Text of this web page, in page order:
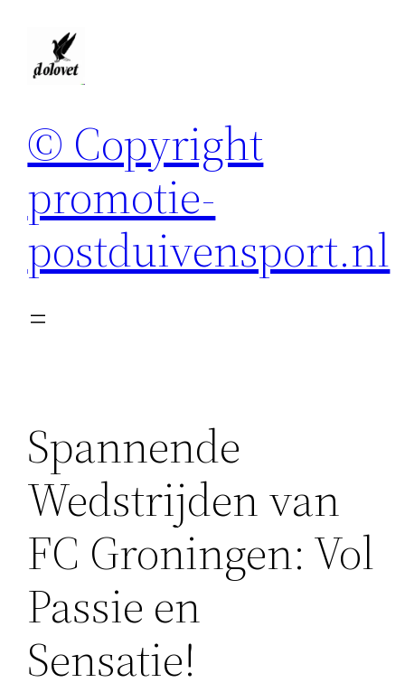
© Copyright
promotie-
postduivensport.nl
Spannende
Wedstrijden van
FC Groningen: Vol
Passie en
Sensatie!